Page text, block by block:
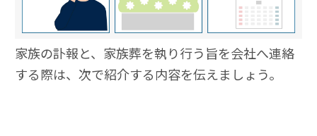
家族の訃報と、家族葬を執り行う旨を会社へ連絡
する際は、次で紹介する内容を伝えましょう。